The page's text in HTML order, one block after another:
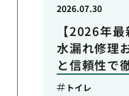
【2026年
水漏れ修理
と信頼性で
2026.07.30
トイレ